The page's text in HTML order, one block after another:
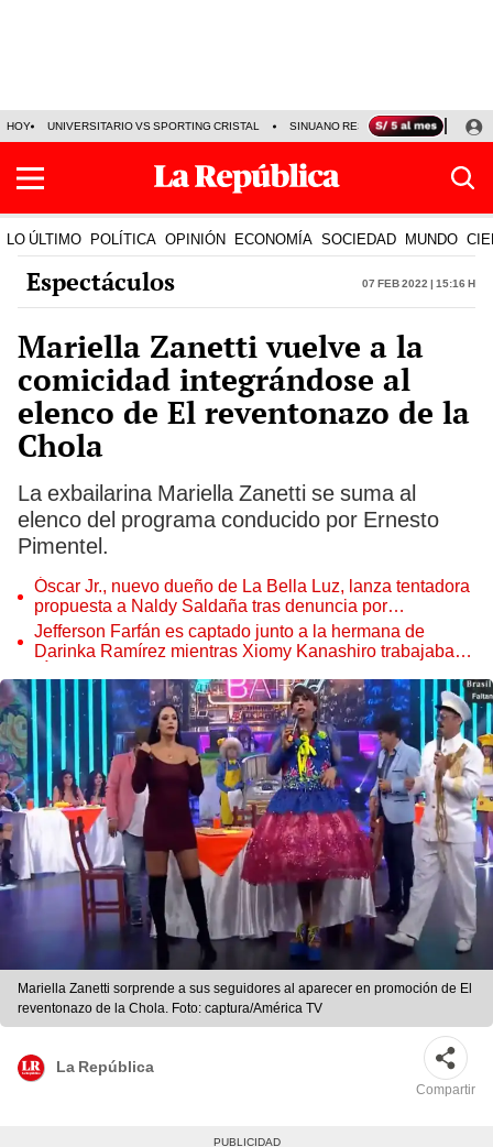
HOY UNIVERSITARIO VS SPORTING CRISTAL SINUANO RESULTADOS HOY
LO ÚLTIMO POLÍTICA OPINIÓN ECONOMÍA SOCIEDAD MUNDO
Espectáculos 07 Feb 2022 | 15:16 h
Mariella Zanetti vuelve a la
comicidad integrándose al
elenco de El reventonazo de la
Chola
La exbailarina Mariella Zanetti se suma al
elenco del programa conducido por Ernesto
Pimentel.
Óscar Jr., nuevo dueño de La Bella Luz, lanza tentadora
propuesta a Naldy Saldaña tras denuncia por
tocamientos
Jefferson Farfán es captado junto a la hermana de
Darinka Ramírez mientras Xiomy Kanashiro trabajaba:
Mariella Zanetti sorprende a sus seguidores al aparecer en promoción de El
reventonazo de la Chola. Foto: captura/América TV
La República
Compartir